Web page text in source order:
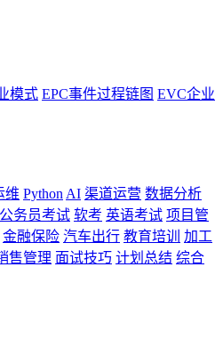
模式 EPC事件过程链图 EVC企业
维 Python AI 渠道运营 数据分析
公务员考试 软考 英语考试 项目管
金融保险 汽车出行 教育培训
加工
售管理 面试技巧 计划总结 综合